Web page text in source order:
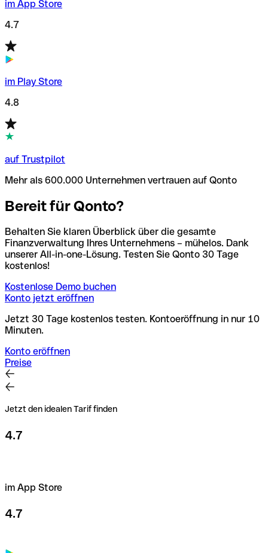
im App Store
4.7
im Play Store
4.8
auf Trustpilot
Mehr als 600.000 Unternehmen vertrauen auf Qonto
Bereit für Qonto?
Behalten Sie klaren Überblick über die gesamte
Finanzverwaltung Ihres Unternehmens – mühelos. Dank
unserer All-in-one-Lösung. Testen Sie Qonto 30 Tage
kostenlos!
Kostenlose Demo buchen
Konto jetzt eröffnen
Jetzt 30 Tage kostenlos testen. Kontoeröffnung in nur 10
Minuten.
Konto eröffnen
Preise
Jetzt den idealen Tarif finden
4.7
im App Store
4.7